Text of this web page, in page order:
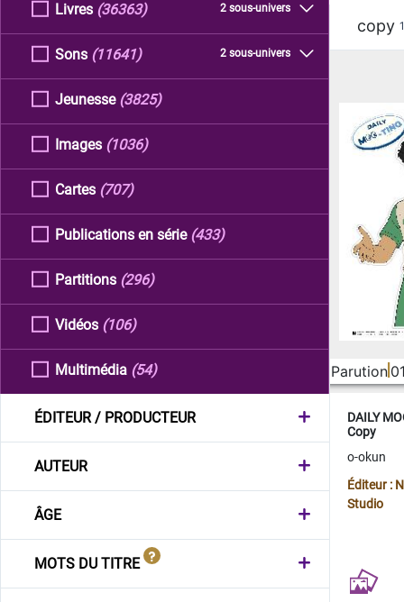
Livres 2 sous-univers
(36363)
Sons 2 sous-univers
(11641)
Jeunesse (3825)
Images (1036)
Cartes (707)
Publications en série (433)
Partitions (296)
Vidéos (106)
Multimédia (54)
ÉDITEUR / PRODUCTEUR
AUTEUR
ÂGE
MOTS DU TITRE
copy
Parution
DAILY
Copy
o-okun
Éditeur :
Studio